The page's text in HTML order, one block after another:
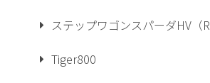
ステップワゴンスパーダHV（
Tiger800